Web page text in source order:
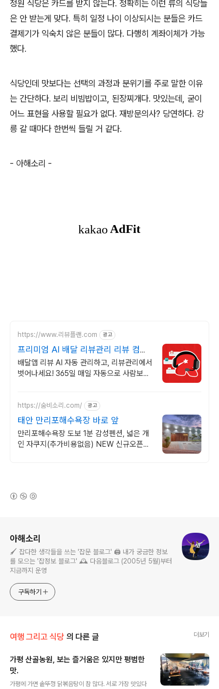
정원 식당은 카드를 받지 않는다. 정확히는 이런 류의 식당들
은 안 받는게 맞다. 특히 일정 나이 이상되시는 분들은 카드
결제기가 익숙치 않은 분들이 많다. 다행히 계좌이체가 가능
했다.
식당인데 맛보다는 선택의 과정과 분위기를 주로 말한 이유
는 간단하다. 보리 비빔밥이고 된장찌개다. 맛있는데 굳이
어느 표현을 사용할 필요가 없다. 재방문의사? 당연하다. 강
릉 갈 때마다 한번씩 들릴 거 같다.
- 아해소리 -
https://www.리뷰플랜.com 광고
프리미엄 AI 배달 리뷰관리 리뷰 컴플
레인 완벽 처리!
배달앱 리뷰 AI 자동 관리하고, 리뷰관리에서
벗어나세요! 365일 매일 자동으로 사람보다
https://숨비소리.com/ 광고
태안 만리포해수욕장 바로 앞
만리포해수욕장 도보 1분 감성펜션, 넓은 개
인 자쿠지(추가비용없음) NEW 신규오픈
아해소리
🖌️ 잡다한 생각들을 쓰는 '잡문 블로그' 🖨️ 내가 궁금한 정보
를 모으는 '잡정보 블로그' 🕰️ 다음블로그 (2005년 5월)부터
지금까지 운영
구독하기
여행 그리고 식당 의 다른 글 더보기
가평 산골농원, 보는 즐거움은 있지만 평범한
맛.
가평에 가면 솥뚜껑 닭볶음탕이 참 많다. 서로 가장 맛있다